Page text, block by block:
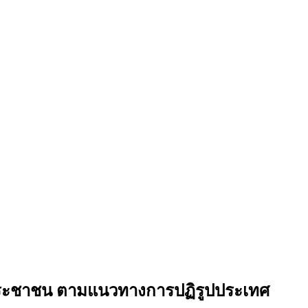
าชน ตามแนวทางการปฏิรูปประเทศ